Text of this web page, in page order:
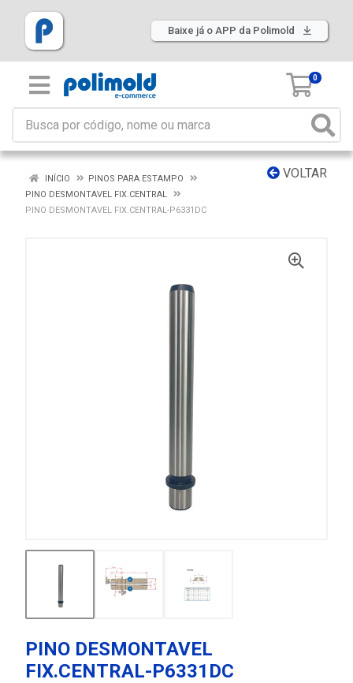
Baixe já o APP da Polimold
0
VOLTAR
INÍCIO
PINOS PARA ESTAMPO
PINO DESMONTAVEL FIX.CENTRAL
PINO DESMONTAVEL FIX.CENTRAL-P6331DC
PINO DESMONTAVEL
FIX.CENTRAL-P6331DC